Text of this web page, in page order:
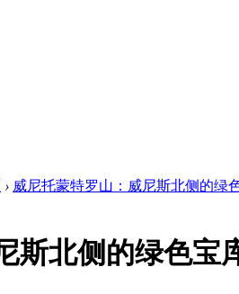
› 威尼托蒙特罗山：威尼斯北侧的绿
斯北侧的绿色宝